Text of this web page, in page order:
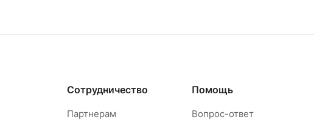
Сотрудничество
Партнерам
Помощь
Вопрос-ответ